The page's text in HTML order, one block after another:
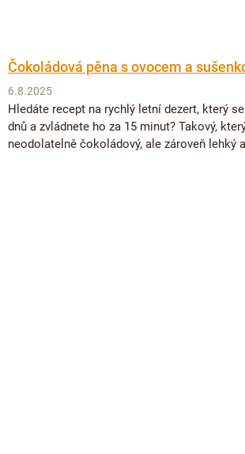
Čokoládová pěna s ovocem a
6.8.2025
Hledáte recept na rychlý letní dezert, který
dnů a zvládnete ho za 15 minut? Takový,
neodolatelně čokoládový, ale zároveň lehký